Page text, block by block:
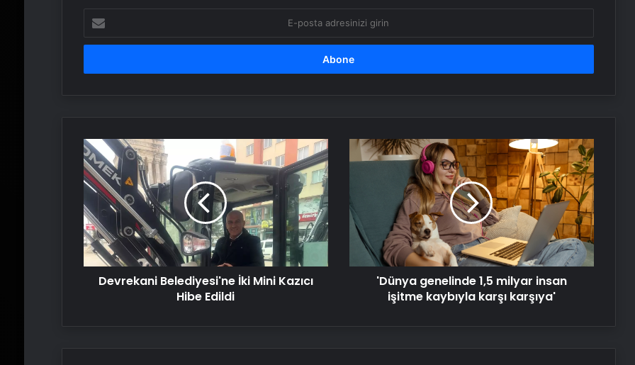
Yusuf Tekin: Yaz tatilinin öne
Sivas’ta KKKA tanısı konulan 8
kişiden 1’i hayatını kaybetti
Serjoy : Dijital Medya Ajansı, Google
Reklam Ajansı, SEO Ajansı ve Web
Tasarım Ajansı
UETDS Nedir ? Uetds.com İle Akıllı
posta
adresinizi
Devrekani
Belediyesi'ne
İki
Mini
Kazıcı
Hibe
Edildi
Devrekani Belediyesi'ne İki Mini Kazıcı
Hibe Edildi
'Dünya
genelinde
insan
işitme
kaybıyla
karşı
karşıya'
'Dünya genelinde 1,5 milyar insan
işitme kaybıyla karşı karşıya'